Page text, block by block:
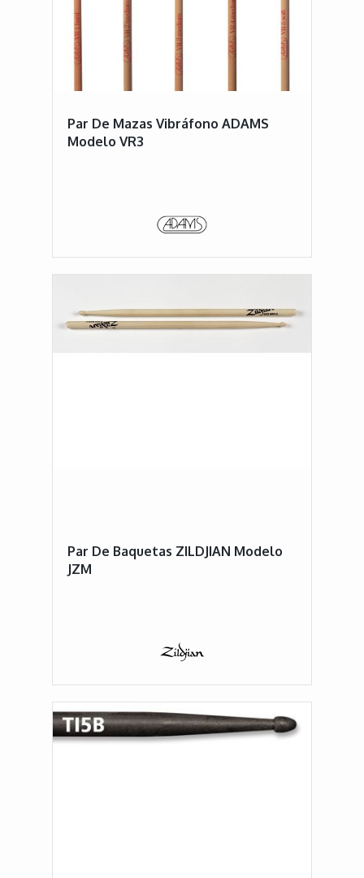
Par De Mazas Vibráfono ADAMS
Modelo VR3
Par De Baquetas ZILDJIAN Modelo
JZM